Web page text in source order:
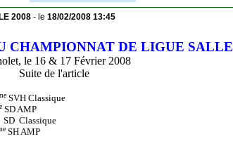
2008 - le 18/02/2008 13:45
CHAMPIONNAT DE LIGUE SALLE
le 16 & 17 Février 2008
Suite de l'article
SVH Classique
SD AMP
SD Classique
SH AMP